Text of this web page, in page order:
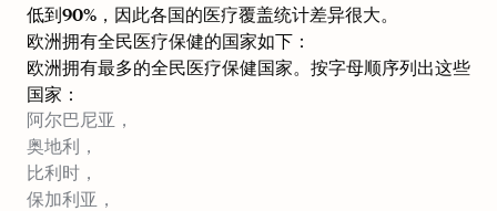
低到90%，因此各国的医疗覆盖统计差异很大。
欧洲拥有全民医疗保健的国家如下：
欧洲拥有最多的全民医疗保健国家。按字母顺序列出这些
国家：
阿尔巴尼亚，
奥地利，
比利时，
保加利亚，